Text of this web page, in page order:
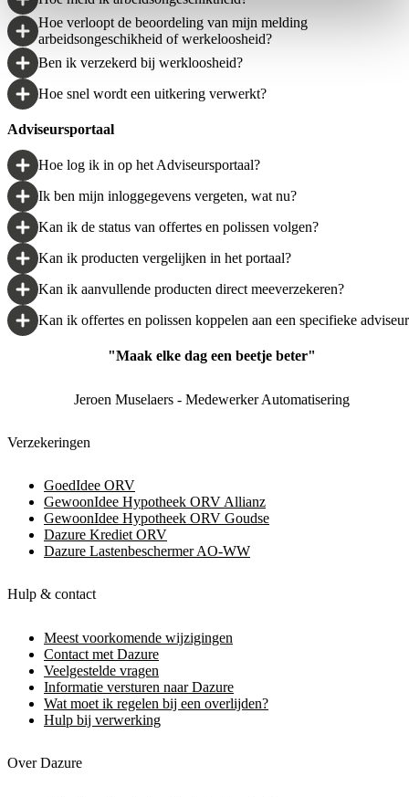
Hoe verloopt de beoordeling van mijn melding
arbeidsongeschikheid of werkeloosheid?
Ben ik verzekerd bij werkloosheid?
Hoe snel wordt een uitkering verwerkt?
Adviseursportaal
Hoe log ik in op het Adviseursportaal?
Ik ben mijn inloggegevens vergeten, wat nu?
Kan ik de status van offertes en polissen volgen?
Kan ik producten vergelijken in het portaal?
Kan ik aanvullende producten direct meeverzekeren?
Kan ik offertes en polissen koppelen aan een specifieke
"Maak elke dag een beetje beter"
Jeroen Muselaers - Medewerker Automatisering
Verzekeringen
GoedIdee ORV
GewoonIdee Hypotheek ORV Allianz
GewoonIdee Hypotheek ORV Goudse
Dazure Krediet ORV
Dazure Lastenbeschermer AO-WW
Hulp & contact
Meest voorkomende wijzigingen
Contact met Dazure
Veelgestelde vragen
Informatie versturen naar Dazure
Wat moet ik regelen bij een overlijden?
Hulp bij verwerking
Over Dazure